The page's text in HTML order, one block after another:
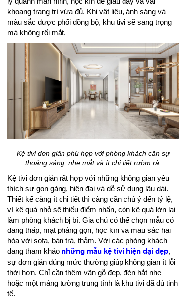
khoang trang trí vừa đủ. Khi vật liệu, ánh sáng và
màu sắc được phối đồng bộ, khu tivi sẽ sang trọng
mà không rối mắt.
Kệ tivi đơn giản phù hợp với phòng khách cần sự
thoáng sáng, nhẹ mắt và ít chi tiết rườm rà.
Kệ tivi đơn giản rất hợp với những không gian yêu
thích sự gọn gàng, hiện đại và dễ sử dụng lâu dài.
Thiết kế càng ít chi tiết thì càng cần chú ý đến tỷ lệ,
vì kệ quá nhỏ sẽ thiếu điểm nhấn, còn kệ quá lớn lại
làm phòng khách bị bí. Gia chủ có thể chọn mẫu có
dáng thấp, mặt phẳng gọn, hộc kín và màu sắc hài
hòa với sofa, bàn trà, thảm. Với các phòng khách
đang tham khảo những mẫu kệ tivi hiện đại đẹp,
sự đơn giản đúng mức thường giúp không gian ít lỗi
thời hơn. Chỉ cần thêm vân gỗ đẹp, đèn hắt nhẹ
hoặc một mảng tường trung tính là khu tivi đã đủ tinh
tế.